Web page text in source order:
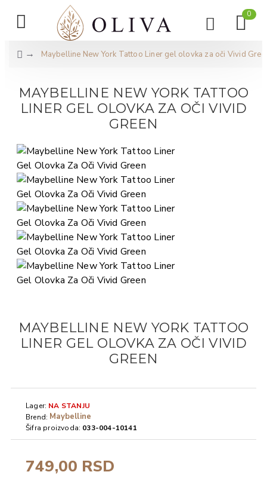
0
Maybelline New York Tattoo Liner gel olovka za oči Vivid
MAYBELLINE NEW YORK TATTOO
LINER GEL OLOVKA ZA OČI VIVID
GREEN​
MAYBELLINE NEW YORK TATTOO
LINER GEL OLOVKA ZA OČI VIVID
GREEN​
749,00 RSD
Lager: NA STANJU
Brend: Maybelline
Šifra proizvoda: 033-004-10141